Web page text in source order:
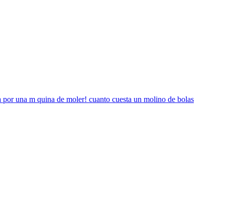
una m quina de moler! cuanto cuesta un molino de bolas